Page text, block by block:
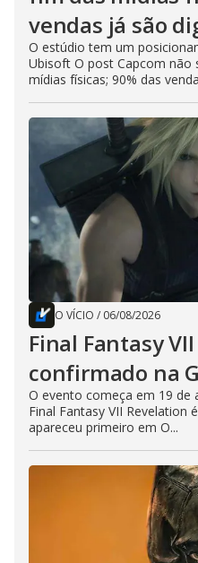
vendas já são
O estúdio tem um
Ubisoft O post Capcom não
mídias físicas; 90% das
O VÍCIO / 06/08/2026
Final Fantasy
confirmado na
O evento começa em 19 de
Final Fantasy VII Revelation
apareceu primeiro em O...